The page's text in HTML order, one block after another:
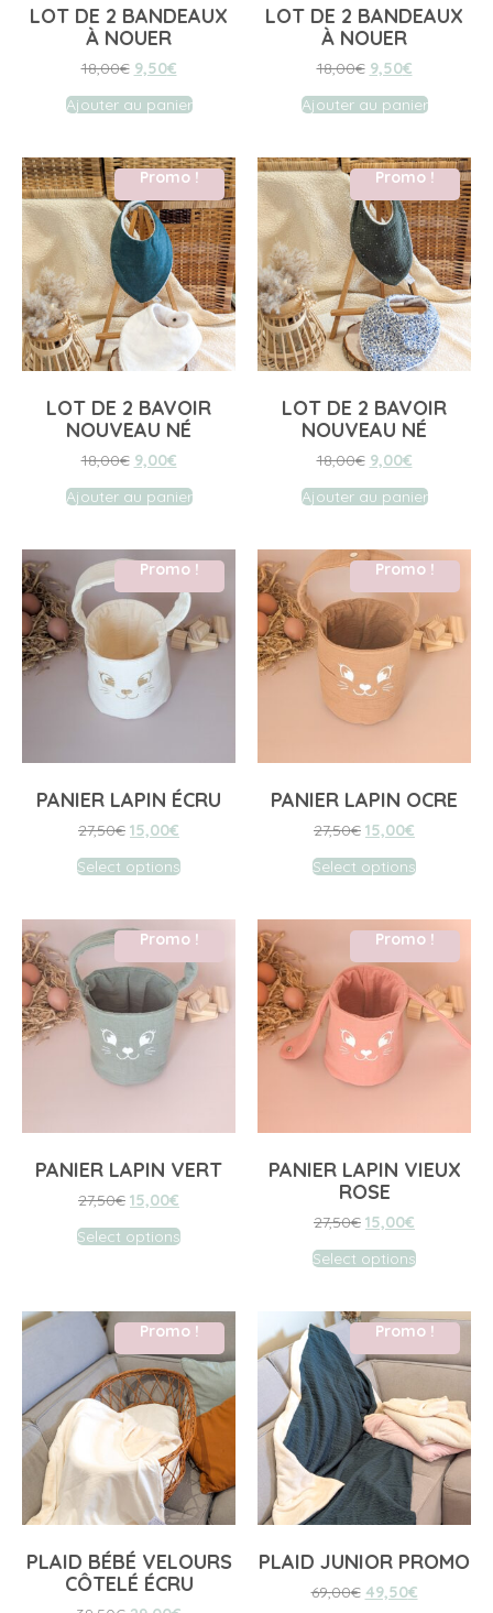
LOT DE 2 BANDEAUX
À NOUER
18,00€ 9,50€
Ajouter au panier
LOT DE 2 BANDEAUX
À NOUER
18,00€ 9,50€
Ajouter au panier
Promo !
LOT DE 2 BAVOIR
NOUVEAU NÉ
18,00€ 9,00€
Ajouter au panier
Promo !
LOT DE 2 BAVOIR
NOUVEAU NÉ
18,00€ 9,00€
Ajouter au panier
Promo !
PANIER LAPIN ÉCRU
27,50€ 15,00€
Select options
Promo !
PANIER LAPIN OCRE
27,50€ 15,00€
Select options
Promo !
PANIER LAPIN VERT
27,50€ 15,00€
Select options
Promo !
PANIER LAPIN VIEUX
ROSE
27,50€ 15,00€
Select options
Promo !
PLAID BÉBÉ VELOURS
CÔTELÉ ÉCRU
Promo !
PLAID JUNIOR PROMO
69,00€ 49,50€